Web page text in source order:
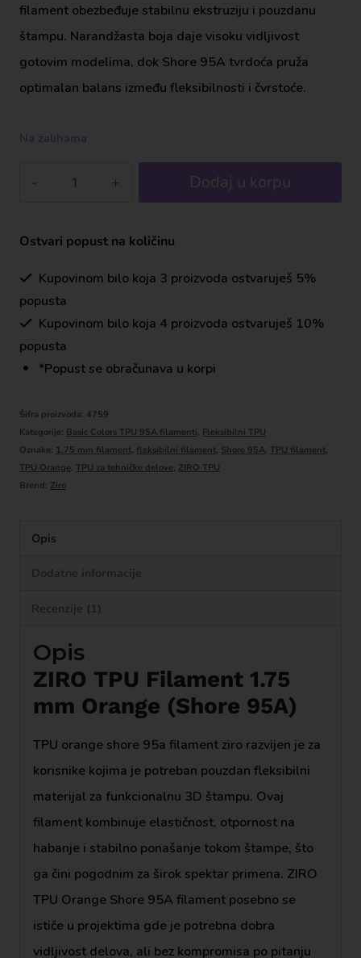
filament obezbeđuje stabilnu ekstruziju i pouzdanu
štampu. Narandžasta boja daje visoku vidljivost
gotovim modelima, dok Shore 95A tvrdoća pruža
optimalan balans između fleksibilnosti i čvrstoće.
Na zalihama
Dodaj u korpu
Ostvari popust na količinu
Kupovinom bilo koja 3 proizvoda ostvaruješ 5%
popusta
Kupovinom bilo koja 4 proizvoda ostvaruješ 10%
popusta
*Popust se obračunava u korpi
Šifra proizvoda: 4759
Kategorije: Basic Colors TPU 95A filamenti, Fleksibilni TPU
Oznake: 1.75 mm filament, fleksibilni filament, Shore 95A, TPU filament,
TPU Orange, TPU za tehničke delove, ZIRO TPU
Brend: Ziro
Opis
Dodatne informacije
Recenzije (1)
Opis
ZIRO TPU Filament 1.75
mm Orange (Shore 95A)
TPU orange shore 95a filament ziro razvijen je za
korisnike kojima je potreban pouzdan fleksibilni
materijal za funkcionalnu 3D štampu. Ovaj
filament kombinuje elastičnost, otpornost na
habanje i stabilno ponašanje tokom štampe, što
ga čini pogodnim za širok spektar primena. ZIRO
TPU Orange Shore 95A filament posebno se
ističe u projektima gde je potrebna dobra
vidljivost delova, ali bez kompromisa po pitanju